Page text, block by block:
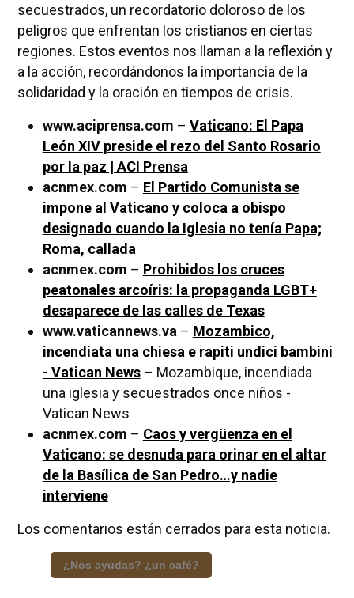
secuestrados, un recordatorio doloroso de los
peligros que enfrentan los cristianos en ciertas
regiones. Estos eventos nos llaman a la reflexión y
a la acción, recordándonos la importancia de la
solidaridad y la oración en tiempos de crisis.
www.aciprensa.com – Vaticano: El Papa
León XIV preside el rezo del Santo Rosario
por la paz | ACI Prensa
acnmex.com – El Partido Comunista se
impone al Vaticano y coloca a obispo
designado cuando la Iglesia no tenía Papa;
Roma, callada
acnmex.com – Prohibidos los cruces
peatonales arcoíris: la propaganda LGBT+
desaparece de las calles de Texas
www.vaticannews.va – Mozambico,
incendiata una chiesa e rapiti undici bambini
- Vatican News– Mozambique, incendiada
una iglesia y secuestrados once niños -
Vatican News
acnmex.com – Caos y vergüenza en el
Vaticano: se desnuda para orinar en el altar
de la Basílica de San Pedro…y nadie
interviene
Los comentarios están cerrados para esta noticia.
¿Nos ayudas? ¿un café?